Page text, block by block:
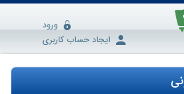
ورود
ایجاد حساب کاربری